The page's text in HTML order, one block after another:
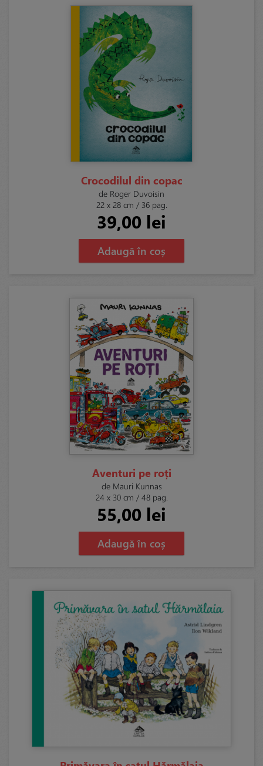
Crocodilul din copac
de Roger Duvoisin
22 x 28 cm / 36 pag.
39,00 lei
Adaugă în coș
Aventuri pe roți
de Mauri Kunnas
24 x 30 cm / 48 pag.
55,00 lei
Adaugă în coș